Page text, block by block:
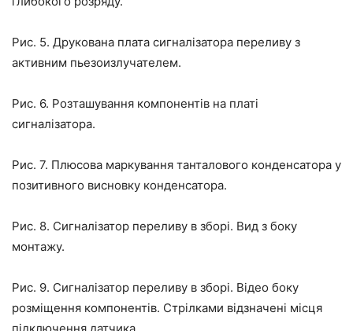
Рис. 5. Друкована плата сигналізатора переливу з
активним пьезоизлучателем.
Рис. 6. Розташування компонентів на платі
сигналізатора.
Рис. 7. Плюсова маркування танталового конденсатора у
позитивного висновку конденсатора.
Рис. 8. Сигналізатор переливу в зборі. Вид з боку
монтажу.
Рис. 9. Сигналізатор переливу в зборі. Відео боку
розміщення компонентів. Стрілками відзначені місця
підключення датчика.